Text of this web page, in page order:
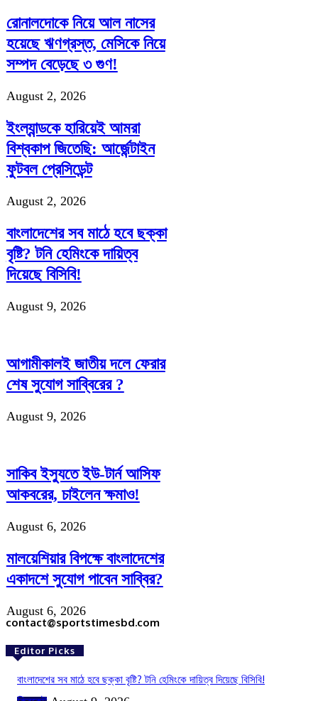
রোনালদোকে নিয়ে আল নাসের
হয়েছে ঋণগ্রস্ত, মেসিকে নিয়ে
সম্পদ বেড়েছে ৩ গুণ!
August 2, 2026
ইংল্যান্ডকে হারিয়েই আমরা
বিশ্বকাপ জিতেছি: আর্জেন্টাইন
ফুটবল প্রেসিডেন্ট
August 2, 2026
বাংলাদেশের সব মাঠে হবে ছক্কা
বৃষ্টি? টনি হেমিংকে দায়িত্ব
দিয়েছে বিসিবি!
August 9, 2026
আগামীকালই জাতীয় দলে ফেরার
শেষ সুযোগ সাব্বিরের ?
August 9, 2026
সাকিব ইস্যুতে ইউ-টার্ন আসিফ
আকবরের, চাইলেন ক্ষমাও!
August 6, 2026
মালয়েশিয়ার বিপক্ষে বাংলাদেশের
একাদশে সুযোগ পাবেন সাব্বির?
August 6, 2026
contact@sportstimesbd.com
Editor Picks
বাংলাদেশের সব মাঠে হবে ছক্কা বৃষ্টি? টনি হেমিংকে দায়িত্ব দিয়েছে বিসিবি!